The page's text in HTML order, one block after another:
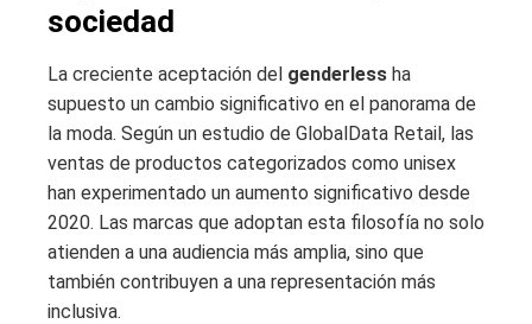
sociedad
La creciente aceptación del genderless ha
supuesto un cambio significativo en el panorama de
la moda. Según un estudio de GlobalData Retail, las
ventas de productos categorizados como unisex
han experimentado un aumento significativo desde
2020. Las marcas que adoptan esta filosofía no solo
atienden a una audiencia más amplia, sino que
también contribuyen a una representación más
inclusiva.